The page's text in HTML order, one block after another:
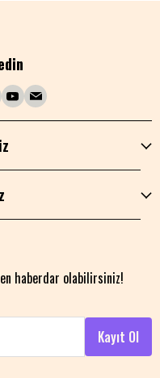
haberdar olabilirsiniz!
Kayıt Ol